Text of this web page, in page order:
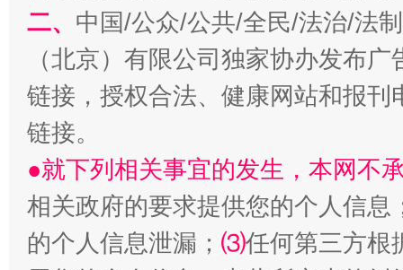
揭开“小金库”的免责幌子
二、 中国/公众/公共/全民/法治/法
（北京）有限公司独家协办发布
链接，授权合法、健康网站和报
链接。
●就下列相关事宜的发生，本网不
相关政府的要求提供您的个人信息
的个人信息泄漏； ⑶任何第三方根